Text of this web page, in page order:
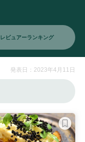
レビュアーランキング
発表日：2023年4月11日